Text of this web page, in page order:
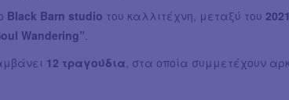
Black Barn studio του καλλιτέχνη, μεταξύ του 2021
Wandering”
12 τραγούδια , στα οποία συμμετέχουν